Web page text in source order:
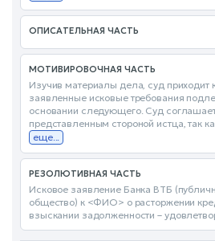
ОПИСАТЕЛЬНАЯ ЧАСТЬ
МОТИВИРОВОЧНАЯ ЧАСТЬ
Изучив материалы дела, суд приходит
заявленные исковые требования
основании следующего. Суд
представленным стороной истца, так
еще...
РЕЗОЛЮТИВНАЯ ЧАСТЬ
Исковое заявление Банка ВТБ
общество) к <ФИО> о расторжении
взыскании задолженности –